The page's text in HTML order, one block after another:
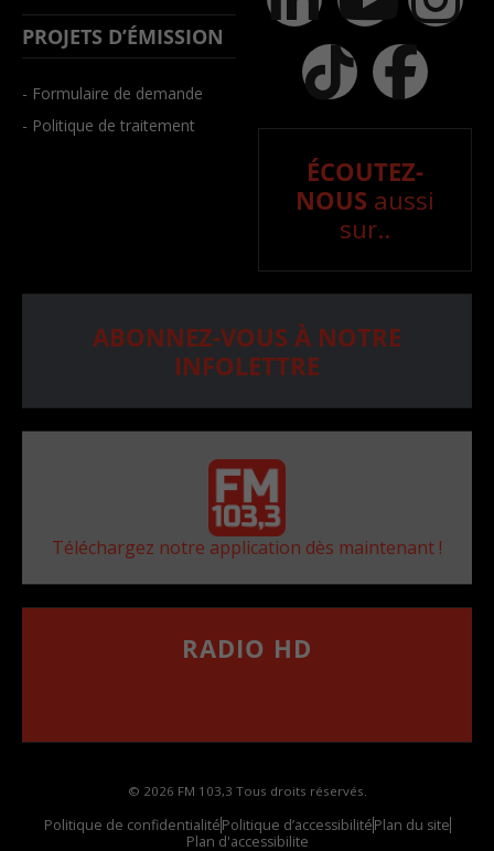
PROJETS D’ÉMISSION
- Formulaire de demande
- Politique de traitement
ÉCOUTEZ-
NOUS aussi
sur..
ABONNEZ-VOUS À NOTRE
INFOLETTRE
Téléchargez notre application dès maintenant !
RADIO HD
© 2026 FM 103,3 Tous droits réservés.
Politique de confidentialitéPolitique d’accessibilitéPlan du site
Plan d'accessibilite